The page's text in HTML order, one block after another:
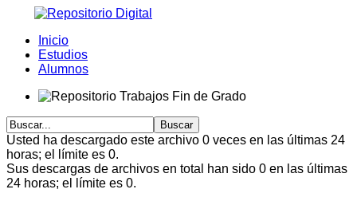
Inicio
Estudios
Alumnos
Usted ha descargado este archivo 0 veces en las últimas 24
horas; el límite es 0.
Sus descargas de archivos en total han sido 0 en las últimas
24 horas; el límite es 0.